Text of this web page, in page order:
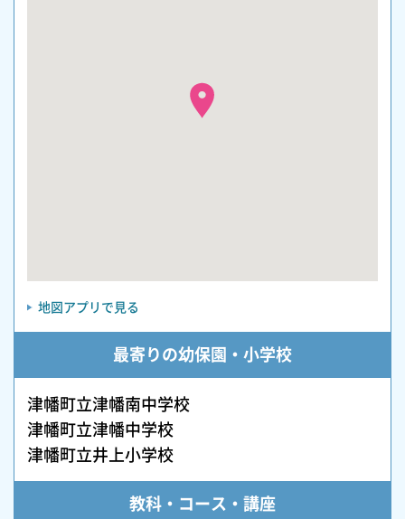
地図アプリで見る
最寄りの幼保園・小学校
津幡町立津幡南中学校
津幡町立津幡中学校
津幡町立井上小学校
教科・コース・講座